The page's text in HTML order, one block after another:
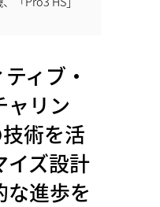
ィブ・
ャリン
術を活
イズ設計
な進歩を